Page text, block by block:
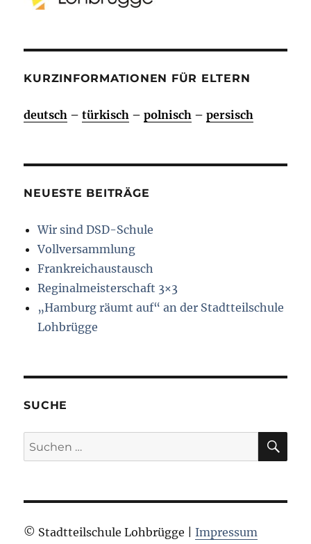
KURZINFORMATIONEN FÜR ELTERN
deutsch –türkisch –polnisch –persisch
NEUESTE BEITRÄGE
Wir sind DSD-Schule
Vollversammlung
Frankreichaustausch
Reginalmeisterschaft 3×3
„Hamburg räumt auf“ an der Stadtteilschule
Lohbrügge
SUCHE
Suchen
nach:
© Stadtteilschule Lohbrügge |Impressum